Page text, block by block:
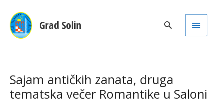
Grad Solin
Main
Sajam antičkih zanata, druga
tematska večer Romantike u Saloni